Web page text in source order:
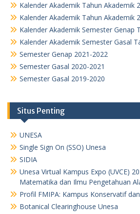
Kalender Akademik Tahun Akademik
Kalender Akademik Tahun Akademik
Kalender Akademik Semester Genap
Kalender Akademik Semester Gasal
Semester Genap 2021-2022
Semester Gasal 2020-2021
Semester Gasal 2019-2020
Situs Penting
UNESA
Single Sign On (SSO) Unesa
SIDIA
Unesa Virtual Kampus Expo (UVCE)
Matematika dan Ilmu Pengetahuan
Profil FMIPA: Kampus Konservatif
Botanical Clearinghouse Unesa